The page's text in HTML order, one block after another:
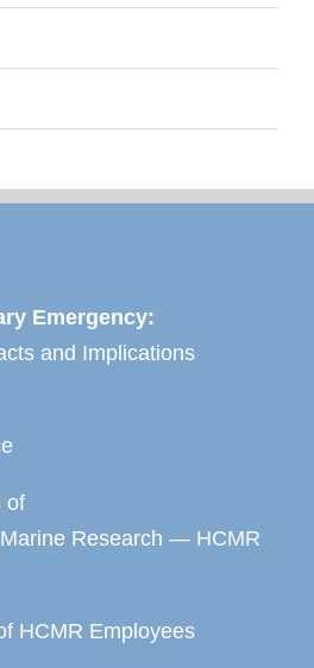
Emergency:
and Implications
of
Research — HCMR
HCMR Employees